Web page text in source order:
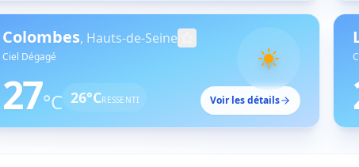
Colombes, Hauts-de-Seine
Ciel Dégagé
27°C 26°CRESSENTI Voir les détails